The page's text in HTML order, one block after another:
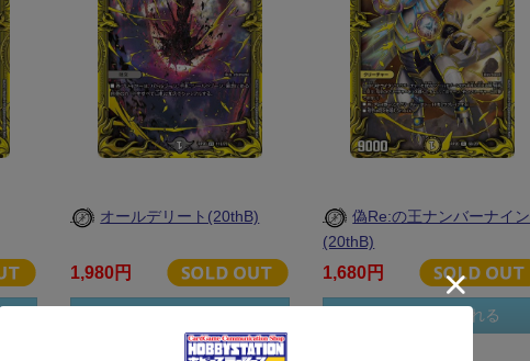
オールデリート(20thB)
1,980円
偽Re:の王ナンバーナイン
(20thB)
1,680円
カートに入れる